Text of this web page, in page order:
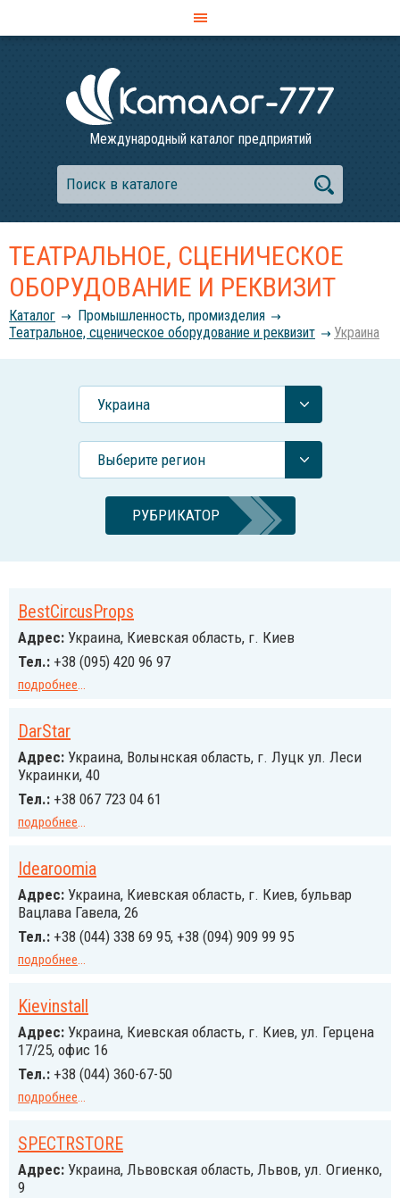
Международный каталог предприятий
ТЕАТРАЛЬНОЕ, СЦЕНИЧЕСКОЕ
ОБОРУДОВАНИЕ И РЕКВИЗИТ
Каталог
Промышленность, промизделия
Театральное, сценическое оборудование и реквизит
Украина
Украина
Выберите регион
РУБРИКАТОР
BestCircusProps
Адрес: Украина, Киевская область, г. Киев
Тел.: +38 (095) 420 96 97
подробнее...
DarStar
Адрес: Украина, Волынская область, г. Луцк ул. Леси
Украинки, 40
Тел.: +38 067 723 04 61
подробнее...
Idearoomia
Адрес: Украина, Киевская область, г. Киев, бульвар
Вацлава Гавела, 26
Тел.: +38 (044) 338 69 95, +38 (094) 909 99 95
подробнее...
Kievinstall
Адрес: Украина, Киевская область, г. Киев, ул. Герцена
17/25, офис 16
Тел.: +38 (044) 360-67-50
подробнее...
SPECTRSTORE
Адрес: Украина, Львовская область, Львов, ул. Огиенко,
9